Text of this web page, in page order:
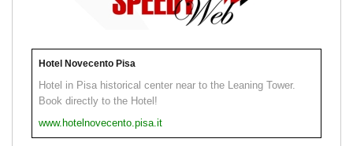
Hotel Novecento Pisa
Hotel in Pisa historical center near to the Leaning Tower.
Book directly to the Hotel!
www.hotelnovecento.pisa.it